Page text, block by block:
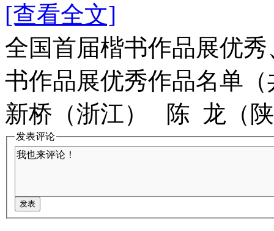
[查看全文]
全国首届楷书作品展优
书作品展优秀作品名单
新桥（浙江） 陈 龙（
发表评论